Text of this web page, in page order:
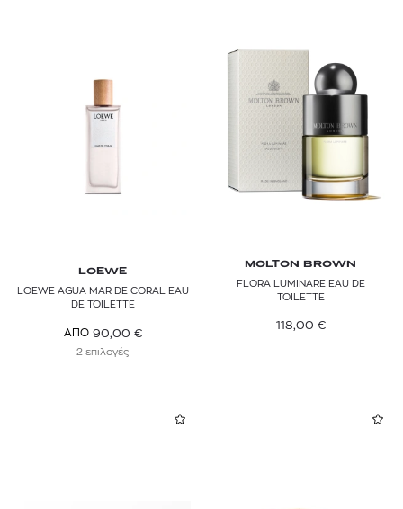
LOEWE
LOEWE AGUA MAR DE CORAL EAU
DE TOILETTE
ΑΠΟ 90,00 €
2 επιλογές
MOLTON BROWN
FLORA LUMINARE EAU DE
TOILETTE
118,00 €